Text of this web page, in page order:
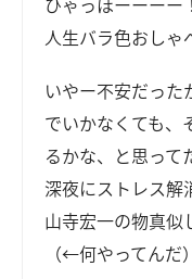
人生バラ色おしゃ
いやー不安だった
でいかなくても、
るかな、と思って
深夜にストレス解
山寺宏一の物真似
（←何やってんだ）